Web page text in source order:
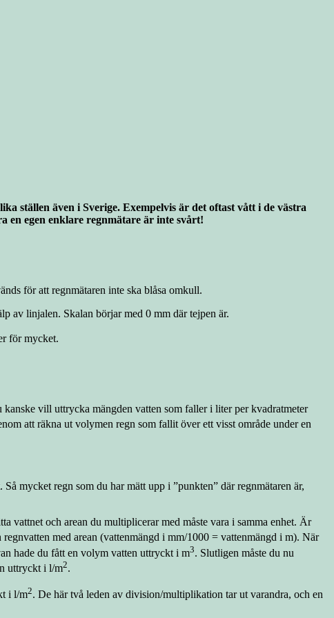
ställen även i Sverige. Exempelvis är det oftast vått i de västra
egen enklare regnmätare är inte svårt!
för att regnmätaren inte ska blåsa omkull.
av linjalen. Skalan börjar med 0 mm där tejpen är.
för mycket.
vill uttrycka mängden vatten som faller i liter per kvadratmeter
att räkna ut volymen regn som fallit över ett visst område under en
mycket regn som du har mätt upp i ”punkten” där regnmätaren är,
vattnet och arean du multiplicerar med måste vara i samma enhet. Är
med arean (vattenmängd i mm/1000 = vattenmängd i m). När
hade du fått en volym vatten uttryckt i m3. Slutligen måste du nu
uttryckt i l/m2.
i l/m2. De här två leden av division/multiplikation tar ut varandra, och en